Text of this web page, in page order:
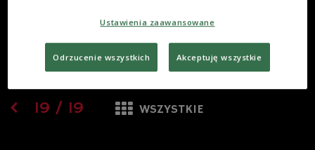
19 / 19 WSZYSTKIE
Ustawienia zaawansowane
Odrzucenie wszystkich Akceptuję wszystkie